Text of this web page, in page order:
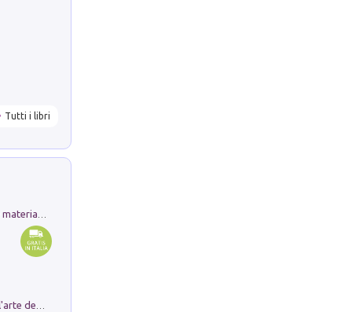
Tutti i libri
Ricerche dei dottorandi in storia dell'arte della Sapienza